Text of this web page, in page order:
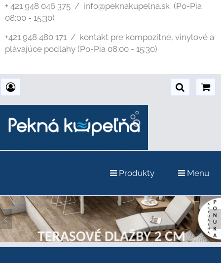
+ 421 948 046 375 / info@peknakupelna.sk (Po-Pia
08:00 - 15:30)
+421 948 480 171 / kontakt pre kompozitné, vinylové a
plávajúce podlahy (Po-Pia 08:00 - 15:30)
Produkty Menu